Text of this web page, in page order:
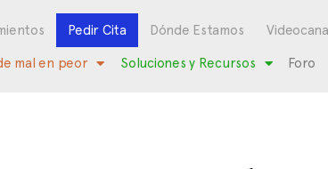
Pedir Cita Dónde Estamos
mal en peor Soluciones y Recursos Foro